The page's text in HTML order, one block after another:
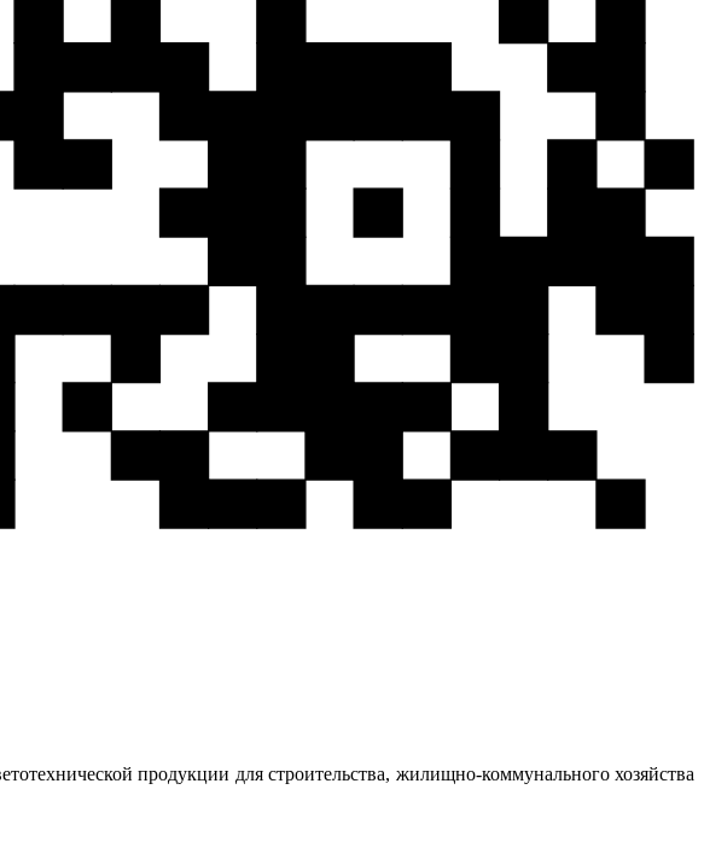
продукции для строительства, жилищно-коммунального хозяйства